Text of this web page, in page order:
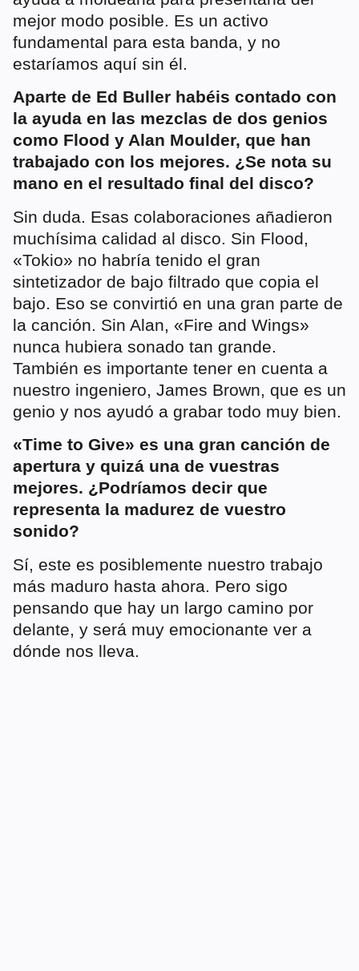
mejor modo posible. Es un activo
fundamental para esta banda, y no
estaríamos aquí sin él.
Aparte de Ed Buller habéis contado con
la ayuda en las mezclas de dos genios
como Flood y Alan Moulder, que han
trabajado con los mejores. ¿Se nota su
mano en el resultado final del disco?
Sin duda. Esas colaboraciones añadieron
muchísima calidad al disco. Sin Flood,
«Tokio» no habría tenido el gran
sintetizador de bajo filtrado que copia el
bajo. Eso se convirtió en una gran parte de
la canción. Sin Alan, «Fire and Wings»
nunca hubiera sonado tan grande.
También es importante tener en cuenta a
nuestro ingeniero, James Brown, que es un
genio y nos ayudó a grabar todo muy bien.
«Time to Give» es una gran canción de
apertura y quizá una de vuestras
mejores. ¿Podríamos decir que
representa la madurez de vuestro
sonido?
Sí, este es posiblemente nuestro trabajo
más maduro hasta ahora. Pero sigo
pensando que hay un largo camino por
delante, y será muy emocionante ver a
dónde nos lleva.